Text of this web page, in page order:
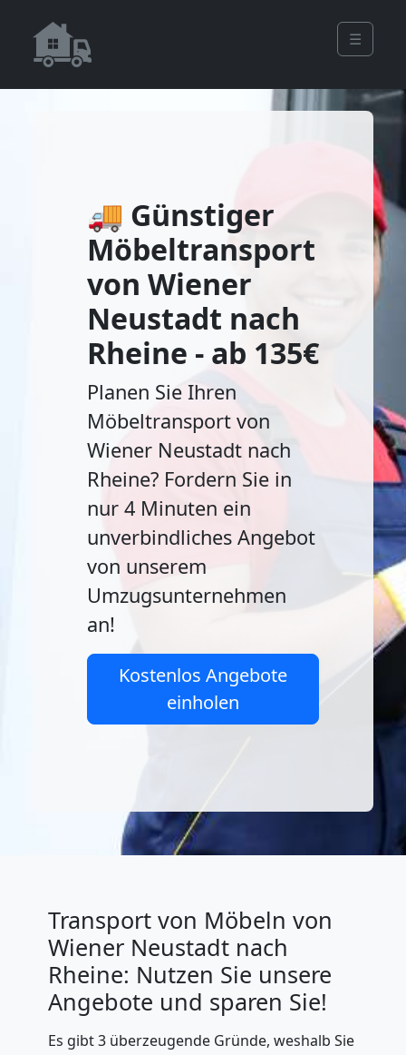
☰
🚚 Günstiger
Möbeltransport
von Wiener
Neustadt nach
Rheine - ab 135€
Planen Sie Ihren
Möbeltransport von
Wiener Neustadt nach
Rheine? Fordern Sie in
nur 4 Minuten ein
unverbindliches Angebot
von unserem
Umzugsunternehmen
an!
Kostenlos Angebote
einholen
Transport von Möbeln von
Wiener Neustadt nach
Rheine: Nutzen Sie unsere
Angebote und sparen Sie!
Es gibt 3 überzeugende Gründe, weshalb Sie